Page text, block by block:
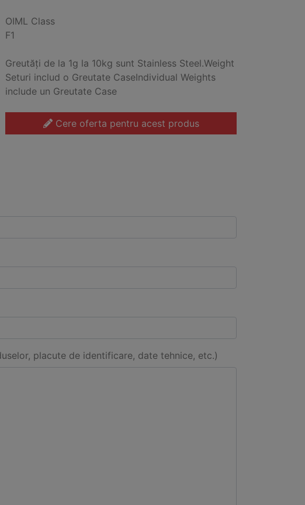
OIML Class
F1
Greutăți de la 1g la 10kg sunt Stainless Steel.Weight
Seturi includ o Greutate CaseIndividual Weights
include un Greutate Case
Cere oferta pentru acest produs
placute de identificare, date tehnice, etc.)